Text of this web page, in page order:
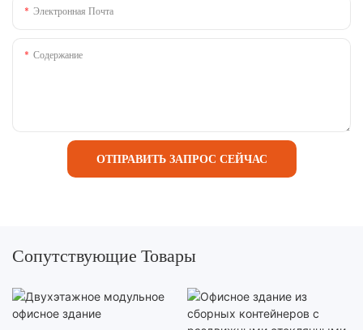
Электронная Почта
Содержание
ОТПРАВИТЬ ЗАПРОС СЕЙЧАС
Сопутствующие Товары